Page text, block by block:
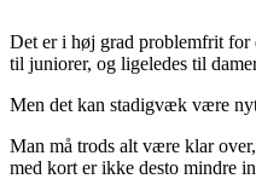
Det er i høj grad problemfrit for
til juniorer, og ligeledes til
Men det kan stadigvæk være
Man må trods alt være klar
med kort er ikke desto mindre